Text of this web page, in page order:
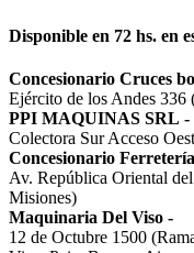
Disponible en 72 hs. en
Concesionario Cruces
Ejército de los Andes
PPI MAQUINAS SRL -
Colectora Sur Acceso
Concesionario
Av. República Oriental
Misiones)
Maquinaria Del Viso -
12 de Octubre 1500